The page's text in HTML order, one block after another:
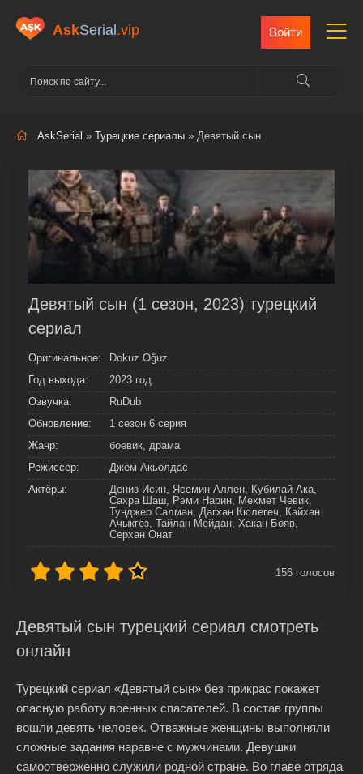
AskSerial .vip Войти
AskSerial » Турецкие сериалы » Девятый сын
Девятый сын (1 сезон, 2023) турецкий
сериал
Оригинальное:
Dokuz Oğuz
Год выхода:
2023 год
Озвучка:
RuDub
Обновление:
1 сезон 6 серия
Жанр:
боевик, драма
Режиссер:
Джем Акьолдас
Актёры:
Дениз Исин, Ясемин Аллен, Кубилай Ака,
Сахра Шаш, Рэми Нарин, Мехмет Чевик,
Тунджер Салман, Дагхан Кюлегеч, Кайхан
Ачыкгёз, Тайлан Мейдан, Хакан Бояв,
Серхан Онат
156 голосов
Девятый сын турецкий сериал смотреть
онлайн
Турецкий сериал «Девятый сын» без прикрас покажет
опасную работу военных спасателей. В состав группы
вошли девять человек. Отважные женщины выполняли
сложные задания наравне с мужчинами. Девушки
самоотверженно служили родной стране. Во главе отряда